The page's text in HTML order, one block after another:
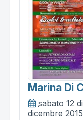
Marina Di
sabato 12
dicembre 2015